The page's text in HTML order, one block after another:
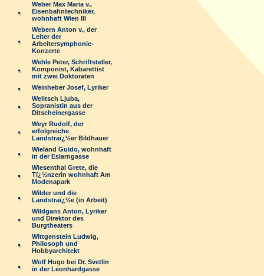
Weber Max Maria v.,
Eisenbahntechniker,
wohnhaft Wien III
Webern Anton v., der
Leiter der
Arbeitersymphonie-
Konzerte
Wehle Peter, Schriftsteller,
Komponist, Kabarettist
mit zwei Doktoraten
Weinheber Josef, Lyriker
Welitsch Ljuba,
Sopranistin aus der
Ditscheinergasse
Weyr Rudolf, der
erfolgreiche
Landstraï¿½er Bildhauer
Wieland Guido, wohnhaft
in der Eslarngasse
Wiesenthal Grete, die
Tï¿½nzerin wohnhaft Am
Modenapark
Wilder und die
Landstraï¿½e (in Arbeit)
Wildgans Anton, Lyriker
und Direktor des
Burgtheaters
Wittgenstein Ludwig,
Philosoph und
Hobbyarchitekt
Wolf Hugo bei Dr. Svetlin
in der Leonhardgasse